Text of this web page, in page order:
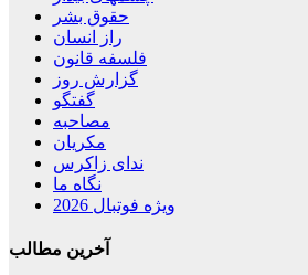
حقوق بشر
راز انسان
فلسفه قانون
گزارش روز
گفتگو
مصاحبه
مکریان
ندای زاکرس
نگاه ما
ویژه فوتبال 2026
آخرین مطالب